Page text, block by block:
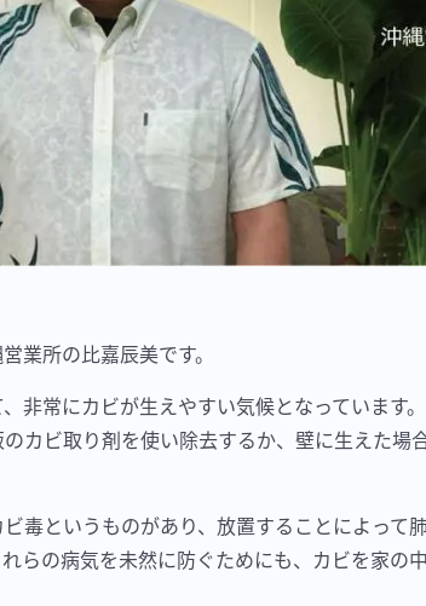
業所の比嘉辰美です。
非常にカビが生えやすい気候となっています
カビ取り剤を使い除去するか、壁に生えた場
毒というものがあり、放置することによって
らの病気を未然に防ぐためにも、カビを家の